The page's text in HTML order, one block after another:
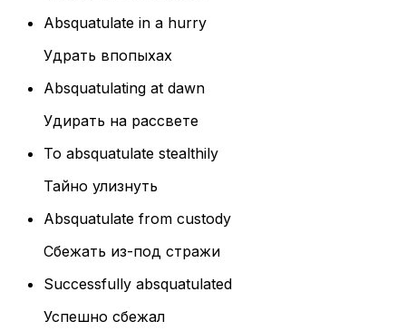
Absquatulate in a hurry
Удрать впопыхах
Absquatulating at dawn
Удирать на рассвете
To absquatulate stealthily
Тайно улизнуть
Absquatulate from custody
Сбежать из-под стражи
Successfully absquatulated
Успешно сбежал